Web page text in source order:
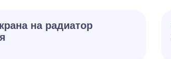
на радиатор